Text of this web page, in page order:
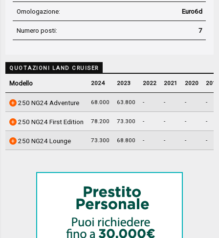
Omologazione: Euro6d
Numero posti: 7
QUOTAZIONI LAND CRUISER
Modello 2024 2023 2022 2021 2020 2019
250 NG24 Adventure 68.000 63.800 - - - -
250 NG24 First Edition 78.200 73.300 - - - -
250 NG24 Lounge 73.300 68.800 - - - -